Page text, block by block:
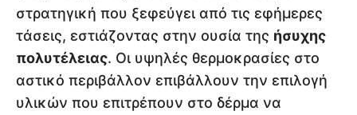
στρατηγική που ξεφεύγει από τις εφήμερες
τάσεις, εστιάζοντας στην ουσία της ήσυχης
πολυτέλειας. Οι υψηλές θερμοκρασίες στο
αστικό περιβάλλον επιβάλλουν την επιλογή
υλικών που επιτρέπουν στο δέρμα να